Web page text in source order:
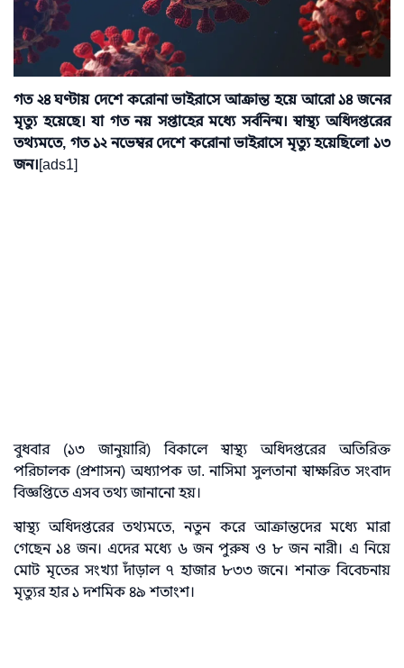
গত ২৪ ঘণ্টায় দেশে করোনা ভাইরাসে আক্রান্ত হয়ে আরো ১৪ জনের
মৃত্যু হয়েছে। যা গত নয় সপ্তাহের মধ্যে সর্বনিন্ম। স্বাস্থ্য অধিদপ্তরের
তথ্যমতে, গত ১২ নভেম্বর দেশে করোনা ভাইরাসে মৃত্যু হয়েছিলো ১৩
জন।[ads1]
বুধবার (১৩ জানুয়ারি) বিকালে স্বাস্থ্য অধিদপ্তরের অতিরিক্ত
পরিচালক (প্রশাসন) অধ্যাপক ডা. নাসিমা সুলতানা স্বাক্ষরিত সংবাদ
বিজ্ঞপ্তিতে এসব তথ্য জানানো হয়।
স্বাস্থ্য অধিদপ্তরের তথ্যমতে, নতুন করে আক্রান্তদের মধ্যে মারা
গেছেন ১৪ জন। এদের মধ্যে ৬ জন পুরুষ ও ৮ জন নারী। এ নিয়ে
মোট মৃতের সংখ্যা দাঁড়াল ৭ হাজার ৮৩৩ জনে। শনাক্ত বিবেচনায়
মৃত্যুর হার ১ দশমিক ৪৯ শতাংশ।